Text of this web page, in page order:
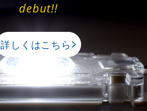
debut!!
詳しくはこちら